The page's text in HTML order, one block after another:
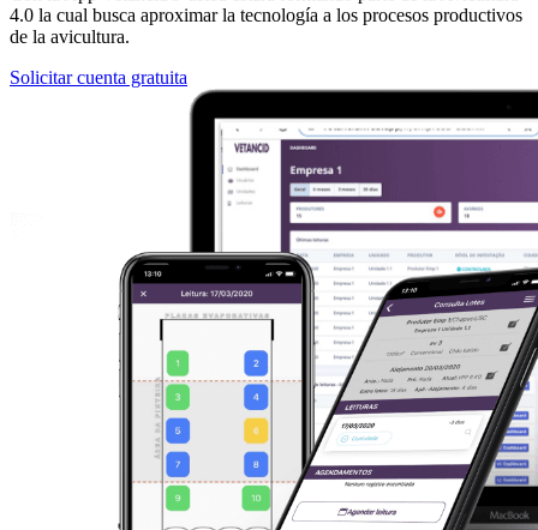
4.0 la cual busca aproximar la tecnología a los procesos productivos
de la avicultura.
Solicitar cuenta gratuita